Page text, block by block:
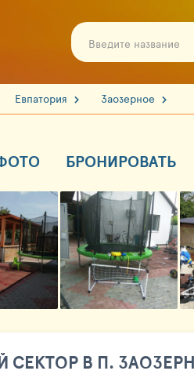
Евпатория Заозерное
БРОНИРОВАТЬ
В П.